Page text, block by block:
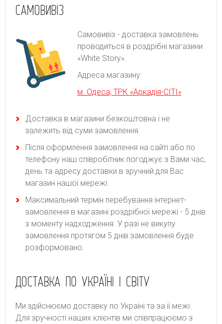
САМОВИВІЗ
Самовивіз - доставка замовлень
проводиться в роздрібні магазини
«White Story».
Адреса магазину:
м. Одеса, ТРК «Аркадія-СІТІ»
Доставка в магазини безкоштовна і не
залежить від суми замовлення.
Після оформлення замовлення на сайті або по
телефону наш співробітник погоджує з Вами час,
день та адресу доставки в зручний для Вас
магазин нашої мережі.
Максимальний термін перебування інтернет-
замовлення в магазині роздрібної мережі - 5 днів
з моменту надходження. У разі не викупу
замовлення протягом 5 днів замовлення буде
розформовано.
ДОСТАВКА ПО УКРАЇНІ І СВІТУ
Ми здійснюємо доставку по Україні та за її межі.
Для зручності наших клієнтів ми співпрацюємо з